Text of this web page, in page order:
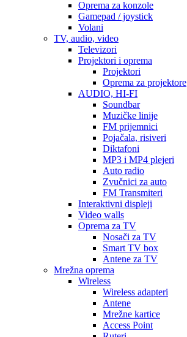
Oprema za konzole
Gamepad / joystick
Volani
TV, audio, video
Televizori
Projektori i oprema
Projektori
Oprema za projektore
AUDIO, HI-FI
Soundbar
Muzičke linije
FM prijemnici
Pojačala, risiveri
Diktafoni
MP3 i MP4 plejeri
Auto radio
Zvučnici za auto
FM Transmiteri
Interaktivni displeji
Video walls
Oprema za TV
Nosači za TV
Smart TV box
Antene za TV
Mrežna oprema
Wireless
Wireless adapteri
Antene
Mrežne kartice
Access Point